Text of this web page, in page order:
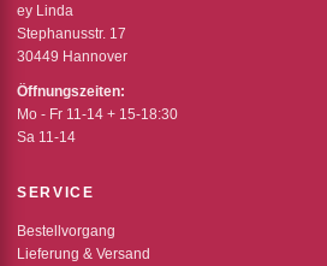
ey Linda
Stephanusstr. 17
30449 Hannover
Öffnungszeiten:
Mo - Fr 11-14 + 15-18:30
Sa 11-14
SERVICE
Bestellvorgang
Lieferung & Versand